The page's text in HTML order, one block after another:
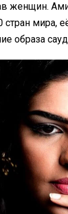
женщин.
стран мира,
образа